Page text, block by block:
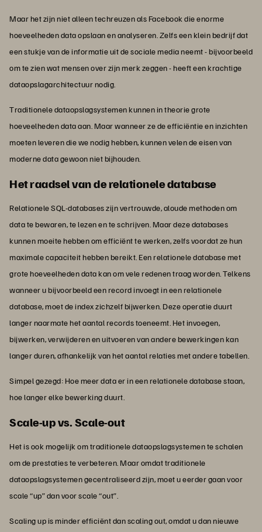
Maar het zijn niet alleen techreuzen als Facebook die enorme
hoeveelheden data opslaan en analyseren. Zelfs een klein bedrijf dat
een stukje van de informatie uit de sociale media neemt - bijvoorbeeld
om te zien wat mensen over zijn merk zeggen - heeft een krachtige
dataopslagarchitectuur nodig.
Traditionele dataopslagsystemen kunnen in theorie grote
hoeveelheden data aan. Maar wanneer ze de efficiëntie en inzichten
moeten leveren die we nodig hebben, kunnen velen de eisen van
moderne data gewoon niet bijhouden.
Het raadsel van de relationele database
Relationele SQL-databases zijn vertrouwde, aloude methoden om
data te bewaren, te lezen en te schrijven. Maar deze databases
kunnen moeite hebben om efficiënt te werken, zelfs voordat ze hun
maximale capaciteit hebben bereikt. Een relationele database met
grote hoeveelheden data kan om vele redenen traag worden. Telkens
wanneer u bijvoorbeeld een record invoegt in een relationele
database, moet de index zichzelf bijwerken. Deze operatie duurt
langer naarmate het aantal records toeneemt. Het invoegen,
bijwerken, verwijderen en uitvoeren van andere bewerkingen kan
langer duren, afhankelijk van het aantal relaties met andere tabellen.
Simpel gezegd: Hoe meer data er in een relationele database staan,
hoe langer elke bewerking duurt.
Scale-up vs. Scale-out
Het is ook mogelijk om traditionele dataopslagsystemen te schalen
om de prestaties te verbeteren. Maar omdat traditionele
dataopslagsystemen gecentraliseerd zijn, moet u eerder gaan voor
scale “up” dan voor scale “out”.
Scaling up is minder efficiënt dan scaling out, omdat u dan nieuwe